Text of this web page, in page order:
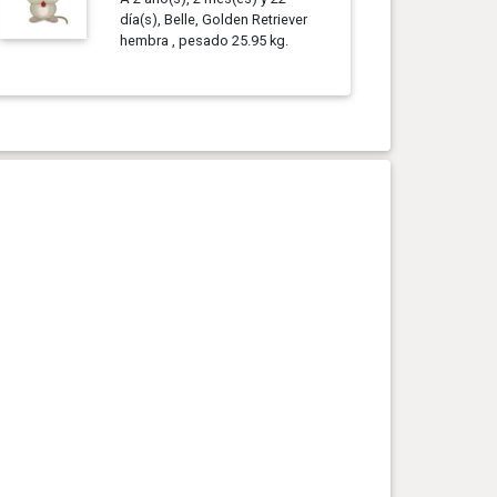
día(s), Belle, Golden Retriever
hembra , pesado 25.95 kg.